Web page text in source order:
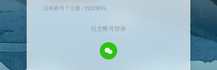
没有账号？注册/找回密码
社交帐号登录